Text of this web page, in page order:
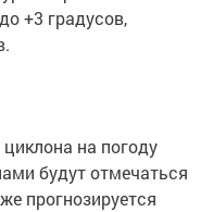
+3 градусов,
на погоду
будут отмечаться
прогнозируется